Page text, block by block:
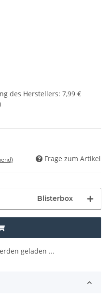
des Herstellers: 7,99 €
Frage zum Artikel
Blisterbox
geladen ...